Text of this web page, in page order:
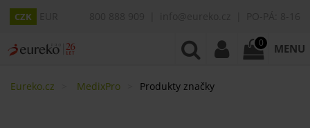
CZK
0 MENU
Eureko.cz MedixPro Produkty značky